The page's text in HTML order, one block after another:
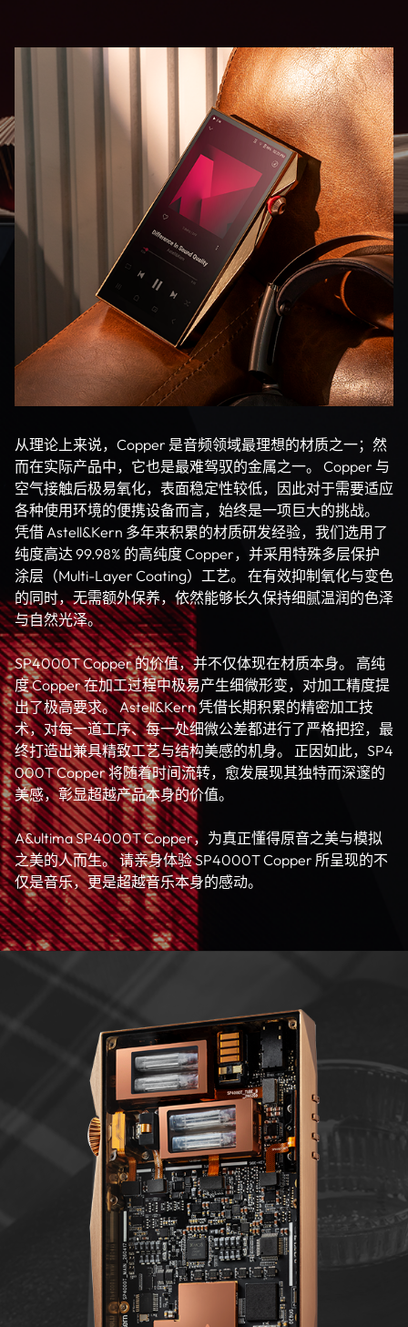
从理论上来说，Copper 是音频领域最理想的材质之一；然
而在实际产品中，它也是最难驾驭的金属之一。 Copper 与
空气接触后极易氧化，表面稳定性较低，因此对于需要适应
各种使用环境的便携设备而言，始终是一项巨大的挑战。
凭借 Astell&Kern 多年来积累的材质研发经验，我们选用了
纯度高达 99.98% 的高纯度 Copper，并采用特殊多层保护
涂层（Multi-Layer Coating）工艺。 在有效抑制氧化与变色
的同时，无需额外保养，依然能够长久保持细腻温润的色泽
与自然光泽。
SP4000T Copper 的价值，并不仅体现在材质本身。 高纯
度 Copper 在加工过程中极易产生细微形变，对加工精度提
出了极高要求。 Astell&Kern 凭借长期积累的精密加工技
术，对每一道工序、每一处细微公差都进行了严格把控，最
终打造出兼具精致工艺与结构美感的机身。 正因如此，SP4
000T Copper 将随着时间流转，愈发展现其独特而深邃的
美感，彰显超越产品本身的价值。
A&ultima SP4000T Copper，为真正懂得原音之美与模拟
之美的人而生。 请亲身体验 SP4000T Copper 所呈现的不
仅是音乐，更是超越音乐本身的感动。